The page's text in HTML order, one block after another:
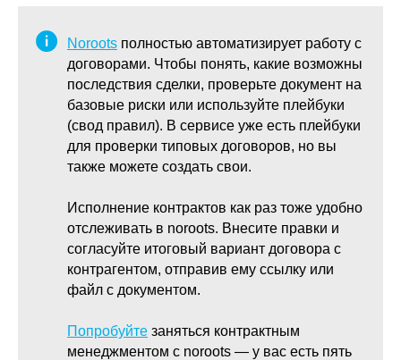
Noroots полностью автоматизирует работу с
договорами. Чтобы понять, какие возможны
последствия сделки, проверьте документ на
базовые риски или используйте плейбуки
(свод правил). В сервисе уже есть плейбуки
для проверки типовых договоров, но вы
также можете создать свои.
Исполнение контрактов как раз тоже удобно
отслеживать в noroots. Внесите правки и
согласуйте итоговый вариант договора с
контрагентом, отправив ему ссылку или
файл с документом.
Попробуйте заняться контрактным
менеджментом с noroots — у вас есть пять